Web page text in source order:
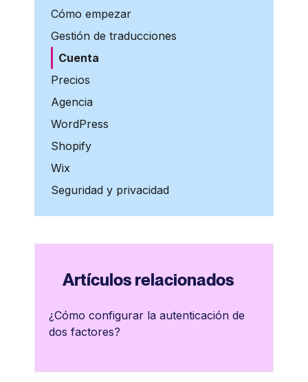
Cómo empezar
Gestión de traducciones
Cuenta
Precios
Agencia
WordPress
Shopify
Wix
Seguridad y privacidad
Artículos relacionados
¿Cómo configurar la autenticación de
dos factores?